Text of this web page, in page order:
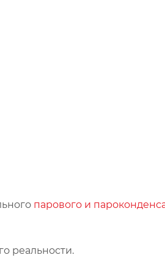
парового и
реальности.